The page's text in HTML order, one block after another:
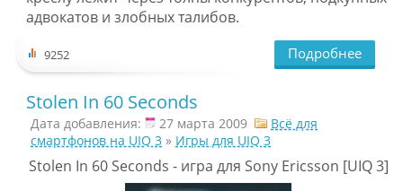
адвокатов и злобных талибов.
9252 Подробнее
Stolen In 60 Seconds
Дата добавления: 27 марта 2009
Всё для
смартфонов на UIQ 3 » Игры для UIQ 3
Stolen In 60 Seconds - игра для Sony Ericsson [UIQ 3]